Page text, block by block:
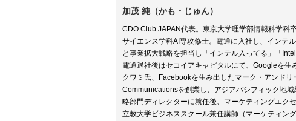
加茂 純（かも・じゅん）
CDO Club JAPAN代表。東京大学理学部情報科学科
サイエンス学科AI専攻修士。電通に入社し、インテ
と事業拡大戦略を担当し「インテル入ってる」「
電通退社後はセコイアキャピタルにて、Googleを
クワミ氏、Facebookを生み出したマーク・アンド
Communicationsを創業し、アジアパシフィック地
略部門ディレクターに就任後、マーケティングエク
立教大学ビジネススクール兼任講師（マーケティン